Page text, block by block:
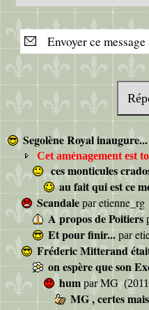
Envoyer ce
Segolène Royal
Cet aménagement est
ces monticules
au fait qui est ce
Scandale paretienne_rg
A propos de Poitiers
Et pour finir... par
Fréderic Mitterand
on espère que son
hum parMG
MG , certes